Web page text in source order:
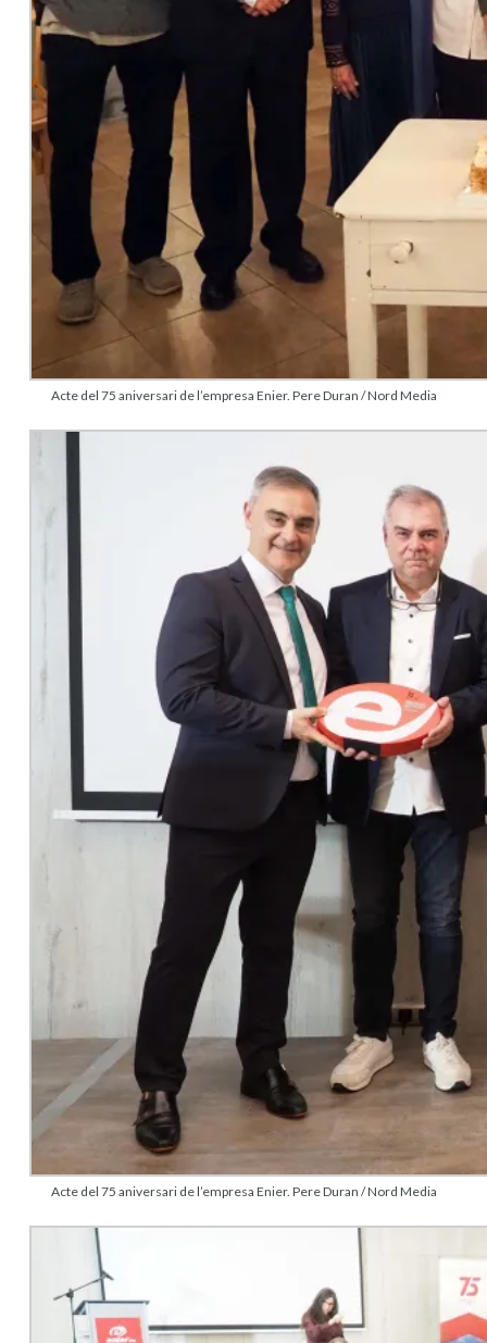
Acte del 75 aniversari de l’empresa Enier. Pere Duran / Nord Media
Acte del 75 aniversari de l’empresa Enier. Pere Duran / Nord Media